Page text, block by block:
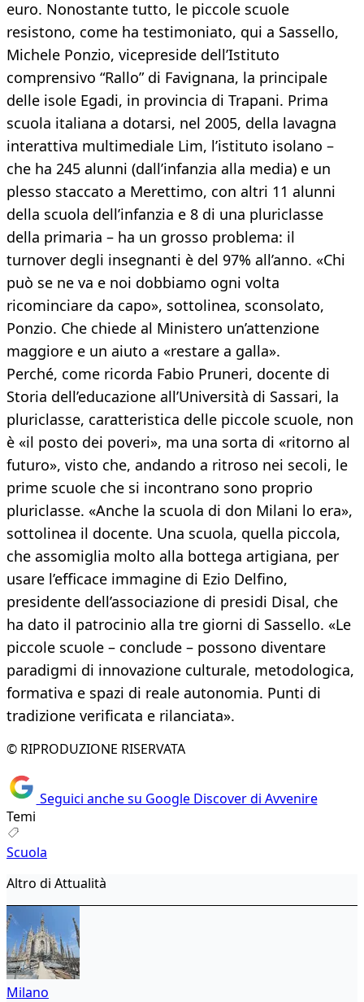
euro. Nonostante tutto, le piccole scuole
resistono, come ha testimoniato, qui a Sassello,
Michele Ponzio, vicepreside dell’Istituto
comprensivo “Rallo” di Favignana, la principale
delle isole Egadi, in provincia di Trapani. Prima
scuola italiana a dotarsi, nel 2005, della lavagna
interattiva multimediale Lim, l’istituto isolano –
che ha 245 alunni (dall’infanzia alla media) e un
plesso staccato a Merettimo, con altri 11 alunni
della scuola dell’infanzia e 8 di una pluriclasse
della primaria – ha un grosso problema: il
turnover degli insegnanti è del 97% all’anno. «Chi
può se ne va e noi dobbiamo ogni volta
ricominciare da capo», sottolinea, sconsolato,
Ponzio. Che chiede al Ministero un’attenzione
maggiore e un aiuto a «restare a galla».
Perché, come ricorda Fabio Pruneri, docente di
Storia dell’educazione all’Università di Sassari, la
pluriclasse, caratteristica delle piccole scuole, non
è «il posto dei poveri», ma una sorta di «ritorno al
futuro», visto che, andando a ritroso nei secoli, le
prime scuole che si incontrano sono proprio
pluriclasse. «Anche la scuola di don Milani lo era»,
sottolinea il docente. Una scuola, quella piccola,
che assomiglia molto alla bottega artigiana, per
usare l’efficace immagine di Ezio Delfino,
presidente dell’associazione di presidi Disal, che
ha dato il patrocinio alla tre giorni di Sassello. «Le
piccole scuole – conclude – possono diventare
paradigmi di innovazione culturale, metodologica,
formativa e spazi di reale autonomia. Punti di
tradizione verificata e rilanciata».
© RIPRODUZIONE RISERVATA
Seguici anche su Google Discover di Avvenire
Temi
Scuola
Altro di Attualità
Milano